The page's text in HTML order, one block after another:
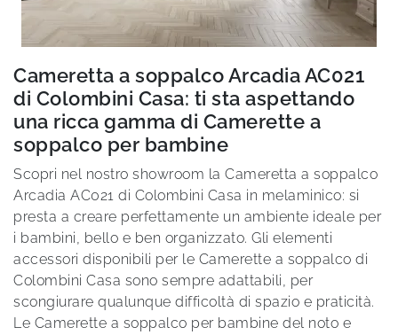
Cameretta a soppalco Arcadia AC021
di Colombini Casa: ti sta aspettando
una ricca gamma di Camerette a
soppalco per bambine
Scopri nel nostro showroom la Cameretta a soppalco
Arcadia AC021 di Colombini Casa in melaminico: si
presta a creare perfettamente un ambiente ideale per
i bambini, bello e ben organizzato. Gli elementi
accessori disponibili per le Camerette a soppalco di
Colombini Casa sono sempre adattabili, per
scongiurare qualunque difficoltà di spazio e praticità.
Le Camerette a soppalco per bambine del noto e